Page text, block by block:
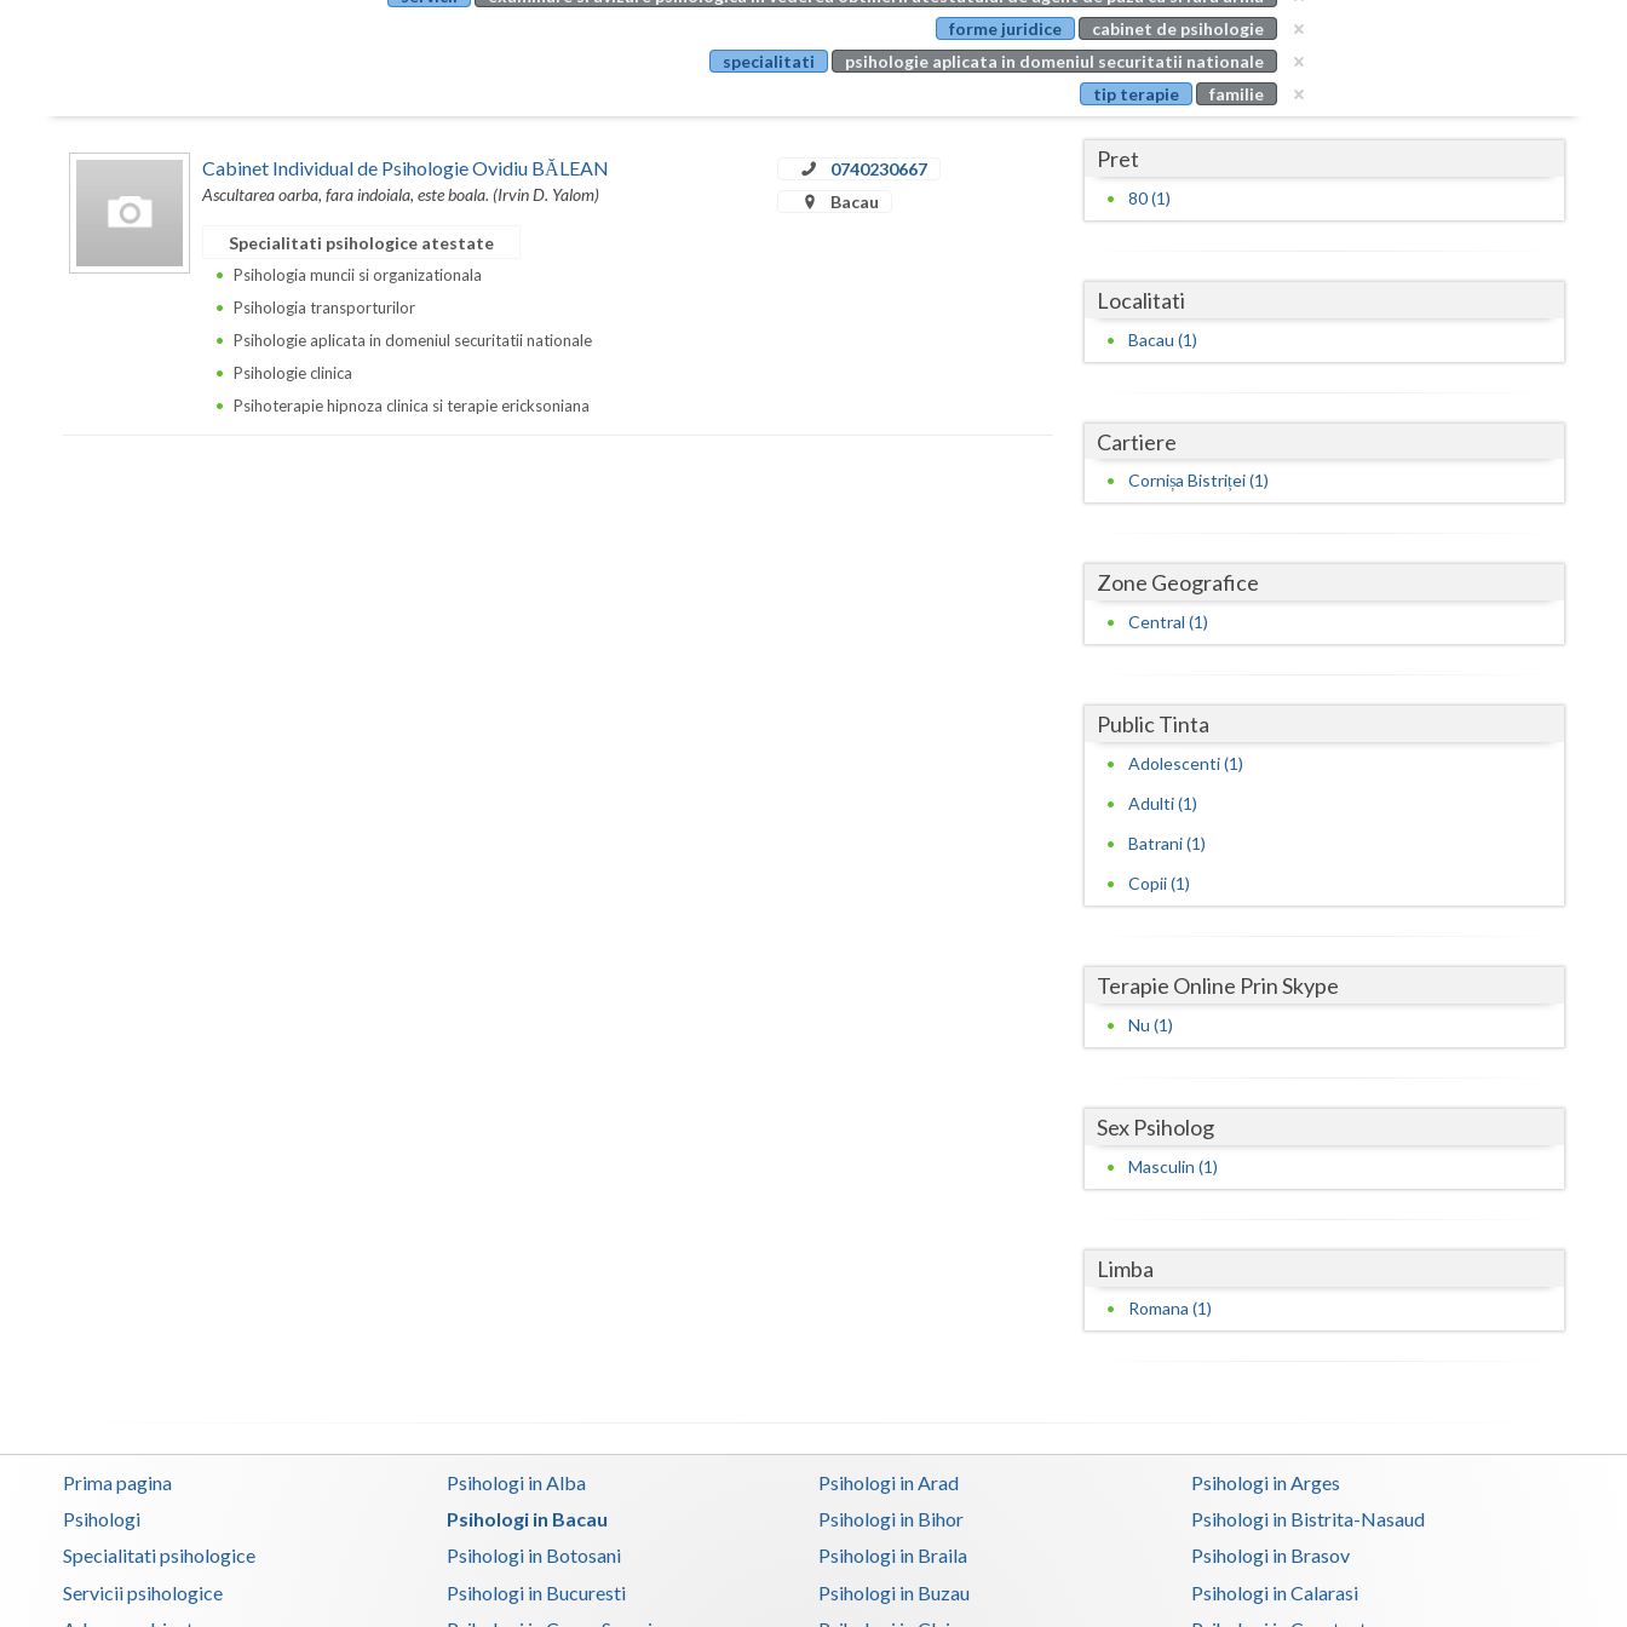
Buzau
Calarasi
Caras-Severin
Gorj
Ialomita
Olt
Vrancea
forme juridice
cabinet de psihologie
specialitati
psihologie aplicata in domeniul securitatii nationale
tip terapie
familie
Cabinet Individual de Psihologie Ovidiu BĂLEAN
Ascultarea oarba, fara indoiala, este boala. (Irvin D. Yalom)
0740230667
Bacau
Specialitati psihologice atestate
Psihologia muncii si organizationala
Psihologia transporturilor
Psihologie aplicata in domeniul securitatii nationale
Psihologie clinica
Psihoterapie hipnoza clinica si terapie ericksoniana
Pret
80 (1)
Localitati
Bacau (1)
Cartiere
Cornișa Bistriței (1)
Zone Geografice
Central (1)
Public Tinta
Adolescenti (1)
Adulti (1)
Batrani (1)
Copii (1)
Terapie Online Prin Skype
Nu (1)
Sex Psiholog
Masculin (1)
Limba
Romana (1)
Prima pagina
Psihologi
Specialitati psihologice
Servicii psihologice
Psihologi in Alba Psihologi in Arad
Psihologi in Arges
Psihologi in Bacau
Psihologi in Bihor
Psihologi in Bistrita-Nasaud
Psihologi in Botosani
Psihologi in Braila
Psihologi in Brasov
Psihologi in Bucuresti
Psihologi in Buzau
Psihologi in Calarasi